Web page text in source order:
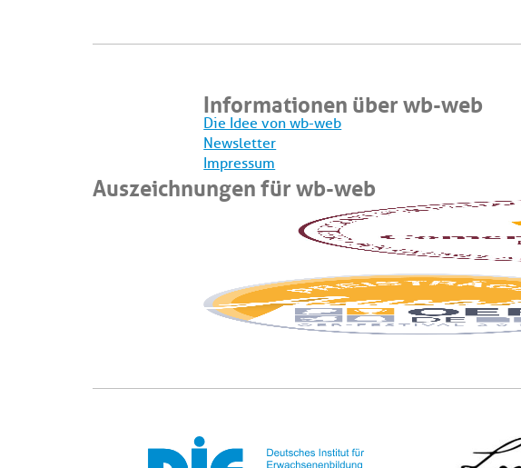
Informationen über wb-web
Die Idee von wb-web
Newsletter
Impressum
Auszeichnungen für wb-web